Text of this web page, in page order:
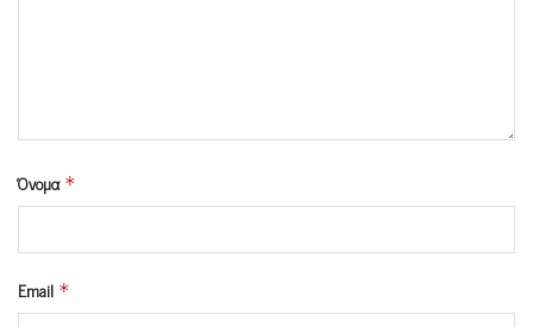
Όνομα *
Email *